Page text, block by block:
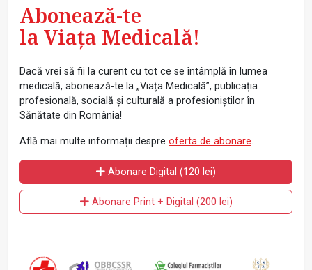
Abonează-te
la Viața Medicală!
Dacă vrei să fii la curent cu tot ce se întâmplă în lumea
medicală, abonează-te la „Viața Medicală”, publicația
profesională, socială și culturală a profesioniștilor în
Sănătate din România!
Află mai multe informații despre oferta de abonare.
Abonare Digital (120 lei)
Abonare Print + Digital (200 lei)